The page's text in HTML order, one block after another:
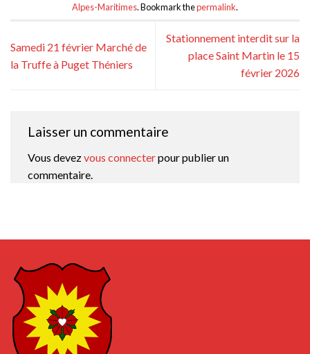
Alpes-Maritimes. Bookmark thepermalink.
Samedi 21 février Marché de
la Truffe à Puget Théniers
Stationnement interdit sur la
place Saint Martin le 15
février 2026
Laisser un commentaire
Vous devezvous connecterpour publier un
commentaire.